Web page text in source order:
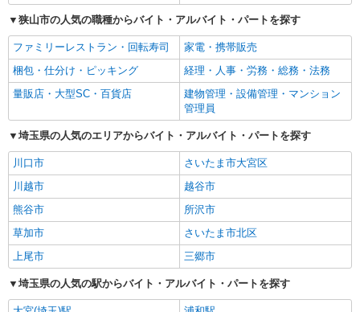
狭山市の人気の職種からバイト・アルバイト・パートを探す
ファミリーレストラン・回転寿司
家電・携帯販売
梱包・仕分け・ピッキング
経理・人事・労務・総務・法務
量販店・大型SC・百貨店
建物管理・設備管理・マンション
管理員
埼玉県の人気のエリアからバイト・アルバイト・パートを探す
川口市
さいたま市大宮区
川越市
越谷市
熊谷市
所沢市
草加市
さいたま市北区
上尾市
三郷市
埼玉県の人気の駅からバイト・アルバイト・パートを探す